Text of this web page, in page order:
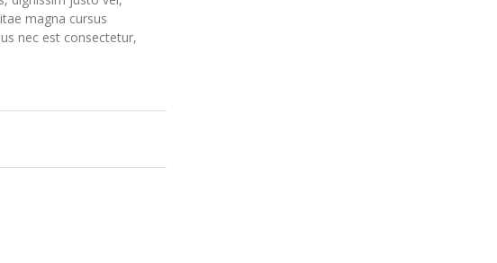
magna cursus
nec est consectetur,